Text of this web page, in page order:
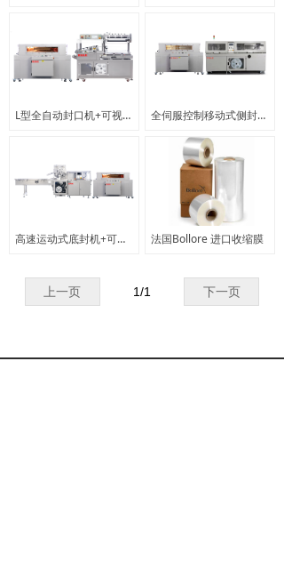
L型全自动封口机+可视型收缩炉 Calpack 250+CT150 全伺服控制移动式侧封机+可视型收缩炉 Calpack 2000X+CT150
高速运动式底封机+可视型收缩炉 Calpack BF240+CT150 法国Bollore 进口收缩膜
上一页 下一页
1/1